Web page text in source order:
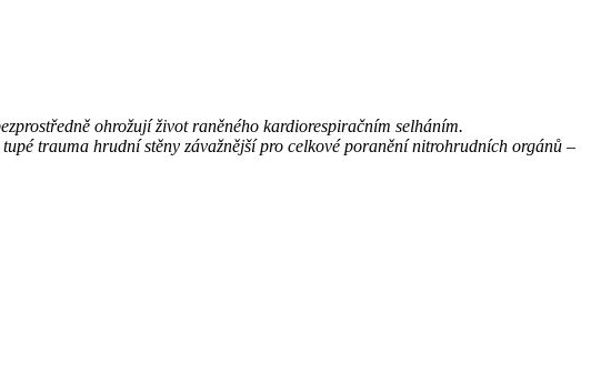
ohrožují život raněného kardiorespiračním selháním.
trauma hrudní stěny závažnější pro celkové poranění nitrohrudních orgánů –